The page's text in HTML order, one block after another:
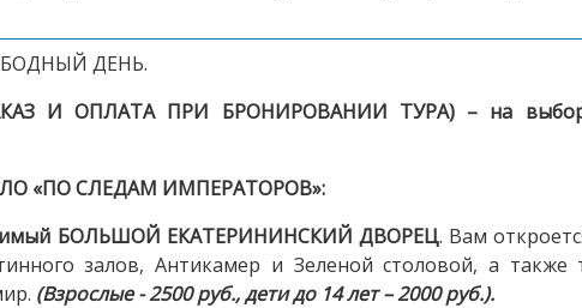
ДЕНЬ.
И ОПЛАТА ПРИ БРОНИРОВАНИИ ТУРА) – на
«ПО СЛЕДАМ ИМПЕРАТОРОВ»:
БОЛЬШОЙ ЕКАТЕРИНИНСКИЙ ДВОРЕЦ. Вам
залов, Антикамер и Зеленой столовой, а также
(Взрослые - 2500 руб., дети до 14 лет – 2000 руб.).